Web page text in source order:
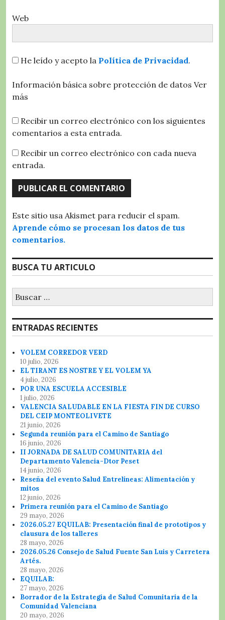
Web
He leído y acepto la Política de Privacidad.
Información básica sobre protección de datos Ver
más
Recibir un correo electrónico con los siguientes
comentarios a esta entrada.
Recibir un correo electrónico con cada nueva
entrada.
Este sitio usa Akismet para reducir el spam.
Aprende cómo se procesan los datos de tus
comentarios.
BUSCA TU ARTICULO
ENTRADAS RECIENTES
VOLEM CORREDOR VERD
10 julio, 2026
EL TIRANT ES NOSTRE Y EL VOLEM YA
4 julio, 2026
POR UNA ESCUELA ACCESIBLE
1 julio, 2026
VALENCIA SALUDABLE EN LA FIESTA FIN DE CURSO
DEL CEIP MONTEOLIVETE
21 junio, 2026
Segunda reunión para el Camino de Santiago
16 junio, 2026
II JORNADA DE SALUD COMUNITARIA del
Departamento Valencia-Dtor Peset
14 junio, 2026
Reseña del evento Salud Entrelíneas: Alimentación y
mitos
12 junio, 2026
Primera reunión para el Camino de Santiago
29 mayo, 2026
2026.05.27 EQUILAB: Presentación final de prototipos y
clausura de los talleres
28 mayo, 2026
2026.05.26 Consejo de Salud Fuente San Luis y Carretera
Artés.
28 mayo, 2026
EQUILAB:
27 mayo, 2026
Borrador de la Estrategia de Salud Comunitaria de la
Comunidad Valenciana
20 mayo, 2026